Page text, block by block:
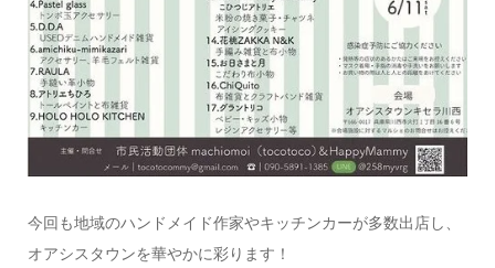
今回も地域のハンドメイド作家やキッチンカーが多数出店し、
オアシスタウンを華やかに彩ります！